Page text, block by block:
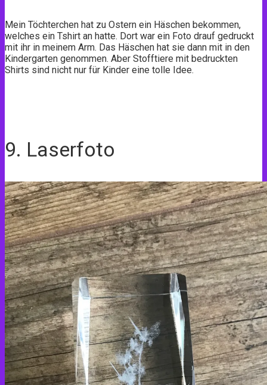
Mein Töchterchen hat zu Ostern ein Häschen bekommen,
welches ein Tshirt an hatte. Dort war ein Foto drauf gedruckt
mit ihr in meinem Arm. Das Häschen hat sie dann mit in den
Kindergarten genommen. Aber Stofftiere mit bedruckten
Shirts sind nicht nur für Kinder eine tolle Idee.
9. Laserfoto